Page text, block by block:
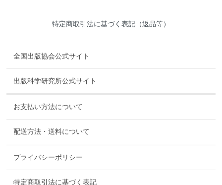
特定商取引法に基づく表記（返品等）
全国出版協会公式サイト
出版科学研究所公式サイト
お支払い方法について
配送方法・送料について
プライバシーポリシー
特定商取引法に基づく表記